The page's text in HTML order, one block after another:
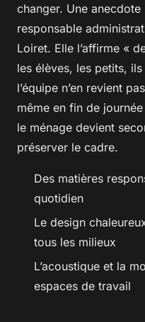
changer. Une
responsable
Loiret. Elle l’affirme «
les élèves, les petits,
l’équipe n’en revient
même en fin de
le ménage devient
préserver le cadre.
Des matières
quotidien
Le design
tous les milieux
L’acoustique et la
espaces de travail